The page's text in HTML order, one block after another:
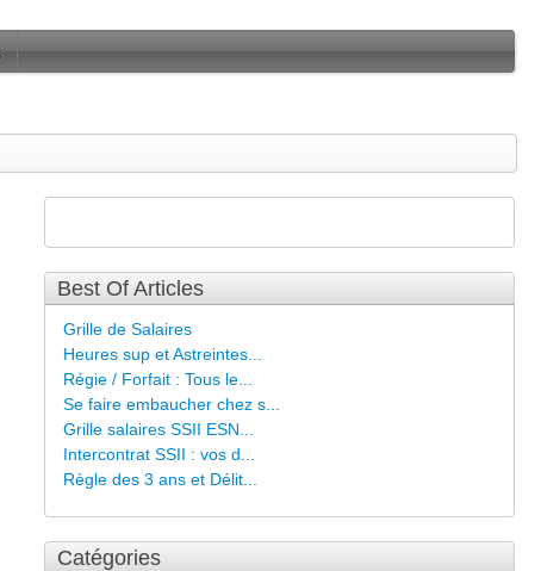
Best Of Articles
Grille de Salaires
Heures sup et Astreintes...
Régie / Forfait : Tous le...
Se faire embaucher chez s...
Grille salaires SSII ESN...
Intercontrat SSII : vos d...
Règle des 3 ans et Délit...
Catégories